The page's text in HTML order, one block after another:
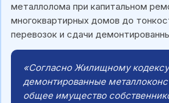
металлолома при капитальном
многоквартирных домов до
перевозок и сдачи
«Согласно Жилищному
демонтированные
общее имущество